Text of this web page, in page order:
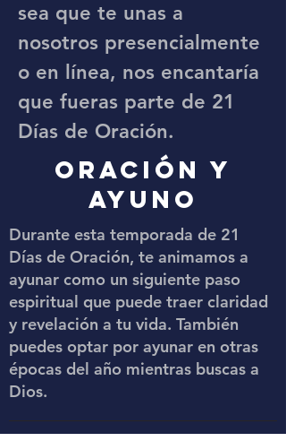
sea que te unas a
nosotros presencialmente
o en línea, nos encantaría
que fueras parte de 21
Días de Oración.
ORACIÓN Y
AYUNO
Durante esta temporada de 21
Días de Oración, te animamos a
ayunar como un siguiente paso
espiritual que puede traer claridad
y revelación a tu vida. También
puedes optar por ayunar en otras
épocas del año mientras buscas a
Dios.